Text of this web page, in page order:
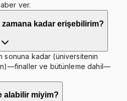
ver.
zamana kadar erişebilirim?
sonuna kadar (üniversitenin
ve bütünleme dahil—
alabilir miyim?